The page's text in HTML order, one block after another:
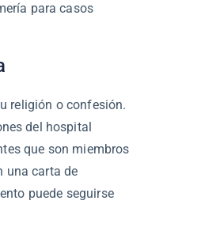
para casos
religión o confesión.
del hospital
que son miembros
una carta de
puede seguirse